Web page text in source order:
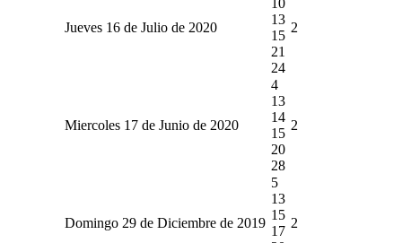
Jueves 16 de Julio de 2020
13
15
21
24
2
Miercoles 17 de Junio de 2020
4
13
14
15
20
28
2
Domingo 29 de Diciembre de 2019
5
13
15
17
2